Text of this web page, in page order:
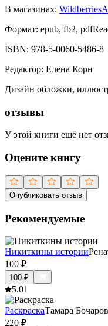
В магазинах: Wildberries
Формат: epub, fb2,
ISBN: 978-5-0060-5486-8
Редактор: Елена Корн
Дизайн обложки,
отзывы
У этой книги ещё нет
Оцените книгу
Опубликовать отзыв
Рекомендуемые
Никиткины истории
100 ₽
100 ₽
5.01
РаскраскаТамара
220 ₽